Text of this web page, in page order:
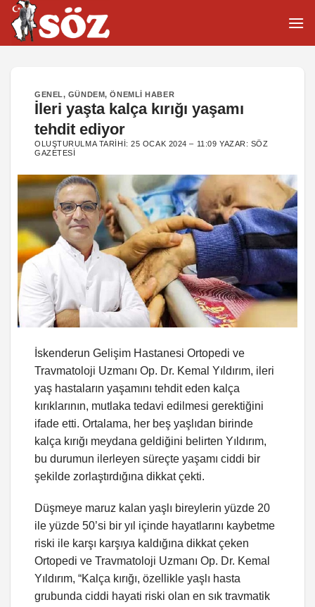
İçeriğe
atla
GENEL, GÜNDEM,ÖNEMLI HABER
İleri yaşta kalça kırığı yaşamı
tehdit ediyor
OLUŞTURULMA TARIHI:25 OCAK 2024 – 11:09 YAZAR: SÖZ
GAZETESI
İskenderun Gelişim Hastanesi Ortopedi ve
Travmatoloji Uzmanı Op. Dr. Kemal Yıldırım, ileri
yaş hastaların yaşamını tehdit eden kalça
kırıklarının, mutlaka tedavi edilmesi gerektiğini
ifade etti. Ortalama, her beş yaşlıdan birinde
kalça kırığı meydana geldiğini belirten Yıldırım,
bu durumun ilerleyen süreçte yaşamı ciddi bir
şekilde zorlaştırdığına dikkat çekti.
Düşmeye maruz kalan yaşlı bireylerin yüzde 20
ile yüzde 50’si bir yıl içinde hayatlarını kaybetme
riski ile karşı karşıya kaldığına dikkat çeken
Ortopedi ve Travmatoloji Uzmanı Op. Dr. Kemal
Yıldırım, “Kalça kırığı, özellikle yaşlı hasta
grubunda ciddi hayati riski olan en sık travmatik